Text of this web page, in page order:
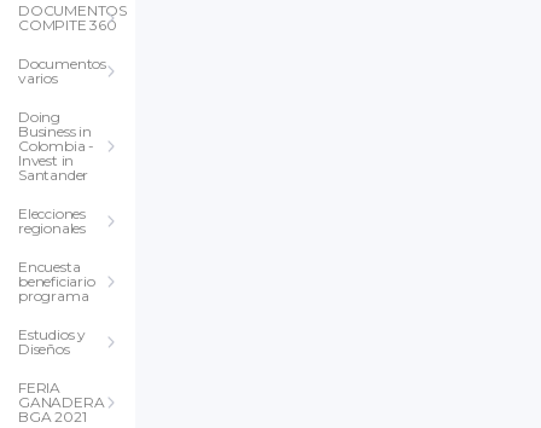
DOCUMENTOS
COMPITE 360
Documentos
varios
Doing
Business in
Colombia -
Invest in
Santander
Elecciones
regionales
Encuesta
beneficiario
programa
Estudios y
Diseños
FERIA
GANADERA
BGA 2021